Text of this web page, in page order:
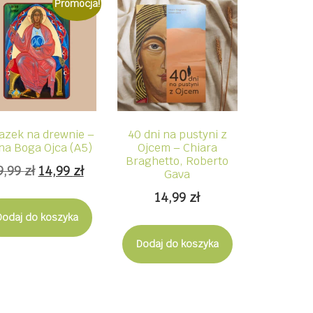
Promocja!
na drewnie –
Boga Ojca (A5)
zł Pierwotna
wynosiła:
19,99 zł.
14,99 złAktualna
wynosi:
14,99 zł.
do koszyka
40 dni na pustyni z
Ojcem – Chiara
Braghetto, Roberto
Gava
14,99 zł
Dodaj do koszyka